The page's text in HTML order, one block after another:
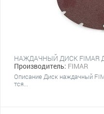
НАЖДАЧНЫЙ ДИСК FIMAR
Производитель: FIMAR
Описание Диск наждачный
тся...